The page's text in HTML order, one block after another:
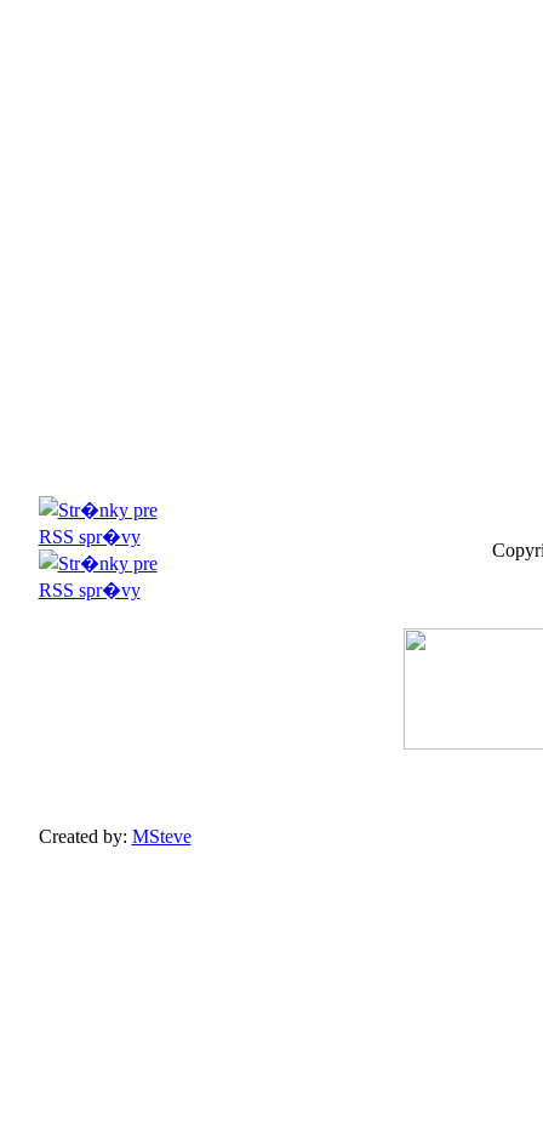
Created by: MSteve